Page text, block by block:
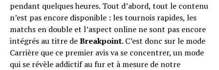
pendant quelques heures. Tout d’abord, tout le contenu
n’est pas encore disponible : les tournois rapides, les
matchs en double et l’aspect online ne sont pas encore
intégrés au titre deBreakpoint. C’est donc sur le mode
Carrière que ce premier avis va se concentrer, un mode
qui se révèle addictif au fur et à mesure de notre